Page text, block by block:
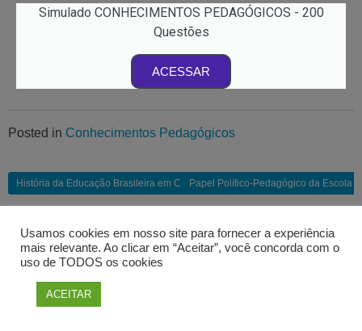
Simulado CONHECIMENTOS PEDAGÓGICOS - 200
Questões
ACESSAR
Posted in Conhecimentos Pedagógicos
História da Educação Brasileira em Concursos de Pedagogia
Papel Político-Pedagógico da Escola
DEIXE UM COMENTÁRIO
Usamos cookies em nosso site para fornecer a experiência
mais relevante. Ao clicar em “Aceitar”, você concorda com o
uso de TODOS os cookies
ACEITAR